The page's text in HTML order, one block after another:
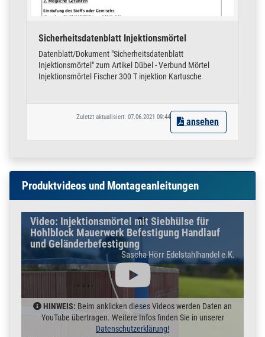
+20°C – +30°C 45 Min.
+30°C – +40°C 35 Min.
BITTE MONTAGEANLEITUNG BEACHTEN
Tuben und Dosen sind vom Umtausch ausgeschlossen
Sicherheitsdatenblatt Injektionsmörtel
Datenblatt/Dokument "Sicherheitsdatenblatt
Injektionsmörtel" zum Artikel Dübel - Verbund Mörtel
Injektionsmörtel Fischer 300 T injektion Kartusche
Zuletzt aktualisiert: 07.06.2021 09:44 ansehen
Produktvideos und Montageanleitungen
Video: Injektionsmörtel mit Siebhülse für
Hohlblock Mauerwerk Befestigung Handlauf
und Geländerbefestigung
Sascha Hörr Edelstahlhandel e.K.
HINWEIS: Beim anklicken dieses Videos werden Daten an
YouTube übertragen. Weitere Infos finden Sie in unserer
Datenschutzerklärung!